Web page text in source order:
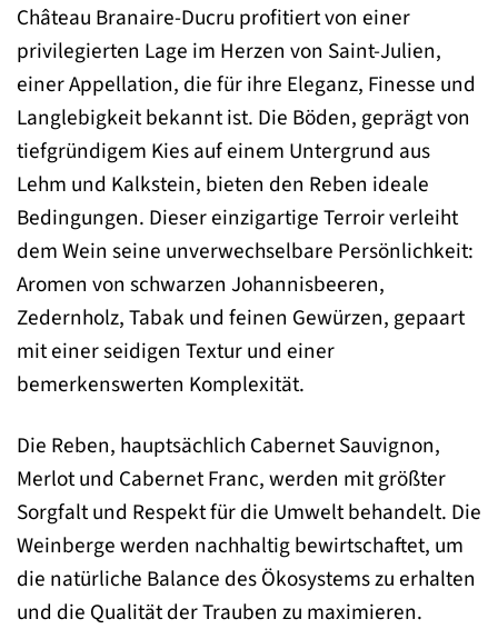
Château Branaire-Ducru profitiert von einer
privilegierten Lage im Herzen von Saint-Julien,
einer Appellation, die für ihre Eleganz, Finesse und
Langlebigkeit bekannt ist. Die Böden, geprägt von
tiefgründigem Kies auf einem Untergrund aus
Lehm und Kalkstein, bieten den Reben ideale
Bedingungen. Dieser einzigartige Terroir verleiht
dem Wein seine unverwechselbare Persönlichkeit:
Aromen von schwarzen Johannisbeeren,
Zedernholz, Tabak und feinen Gewürzen, gepaart
mit einer seidigen Textur und einer
bemerkenswerten Komplexität.
Die Reben, hauptsächlich Cabernet Sauvignon,
Merlot und Cabernet Franc, werden mit größter
Sorgfalt und Respekt für die Umwelt behandelt. Die
Weinberge werden nachhaltig bewirtschaftet, um
die natürliche Balance des Ökosystems zu erhalten
und die Qualität der Trauben zu maximieren.